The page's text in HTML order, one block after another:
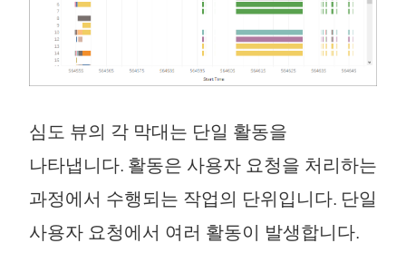
심도 뷰의 각 막대는 단일 활동을
나타냅니다. 활동은 사용자 요청을 처리하는
과정에서 수행되는 작업의 단위입니다. 단일
사용자 요청에서 여러 활동이 발생합니다.